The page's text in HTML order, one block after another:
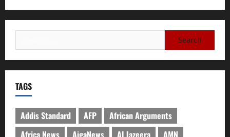
TAGS
Addis Standard AFP
African Arguments
Africa News
AigaNews Al Jazeera
AMN